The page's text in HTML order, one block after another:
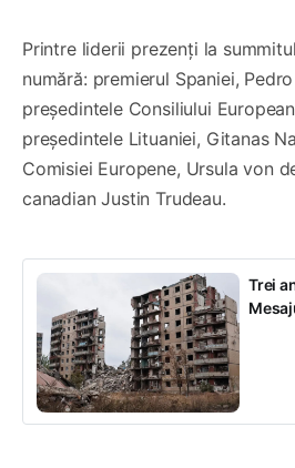
Printre liderii prezenți la
numără: premierul Spaniei,
președintele Consiliului
președintele Lituaniei, Gitanas
Comisiei Europene, Ursula von
canadian Justin Trudeau.
Trei